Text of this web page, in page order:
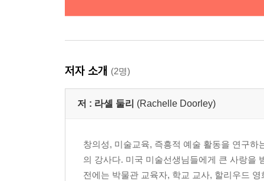
저자 소개 (2명)
저 : 라셸 둘리 (Rachelle Doorley)
창의성, 미술교육, 즉흥적 예술 활동을 연구
의 강사다. 미국 미술선생님들에게 큰 사랑을
전에는 박물관 교육자, 학교 교사, 할리우드